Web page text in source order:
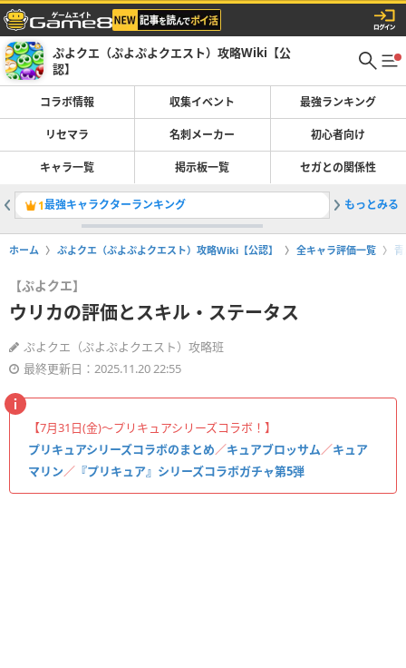
ぷよクエ（ぷよぷよクエスト）攻略Wiki【公
認】
コラボ情報 収集イベント 最強ランキング
リセマラ 名刺メーカー 初心者向け
キャラ一覧 掲示板一覧 セガとの関係性
1最強キャラクターランキング 2キュア
もっとみる
ホーム ぷよクエ（ぷよぷよクエスト）攻略Wiki【公認】 全キャラ評価一覧
【ぷよクエ】
ウリカの評価とスキル・ステータス
ぷよクエ（ぷよぷよクエスト）攻略班
最終更新日：2025.11.20 22:55
【7月31日(金)〜プリキュアシリーズコラボ！】
プリキュアシリーズコラボのまとめ／キュアブロッサム／キュア
マリン／ 『プリキュア』シリーズコラボガチャ第5弾